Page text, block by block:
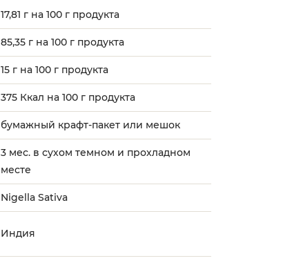
17,81 г на 100 г продукта
85,35 г на 100 г продукта
15 г на 100 г продукта
375 Ккал на 100 г продукта
бумажный крафт-пакет или мешок
3 мес. в сухом темном и прохладном
месте
Nigella Sativa
Индия